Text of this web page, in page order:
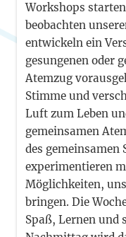
Workshops
beobachten
entwickeln ein
gesungenen oder
Atemzug
Stimme und
Luft zum Leben
gemeinsamen
des
experimentieren
Möglichkeiten,
bringen. Die
Spaß, Lernen und